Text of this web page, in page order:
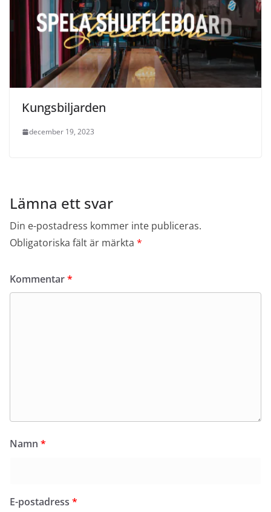
Kungsbiljarden
december 19, 2023
Lämna ett svar
Din e-postadress kommer inte publiceras.
Obligatoriska fält är märkta *
Kommentar*
Namn *
E-postadress *